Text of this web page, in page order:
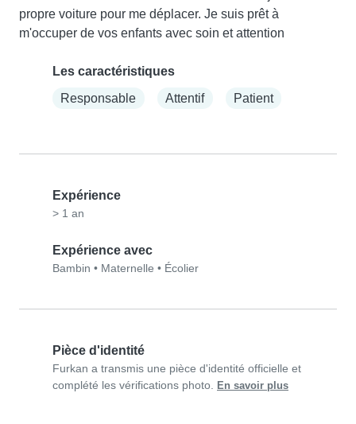
propre voiture pour me déplacer. Je suis prêt à
m'occuper de vos enfants avec soin et attention
Les caractéristiques
Responsable
Attentif Patient
Expérience
> 1 an
Expérience avec
Bambin • Maternelle • Écolier
Pièce d'identité
Furkan a transmis une pièce d'identité officielle et
complété les vérifications photo.
En savoir plus